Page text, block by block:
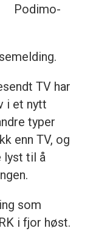
Podimo-
TV har
i et nytt
typer
enn TV, og
lyst til å
som
i fjor høst.